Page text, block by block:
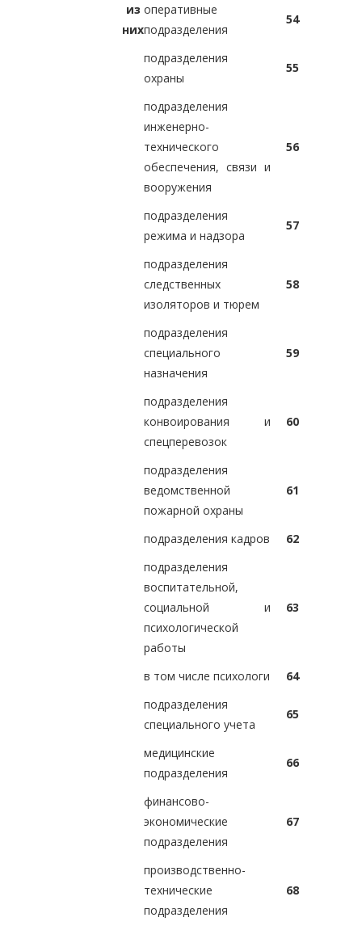
из
них
оперативные
подразделения
54
подразделения
охраны
55
подразделения
инженерно-
технического
обеспечения, связи и
вооружения
56
подразделения
режима и надзора
57
подразделения
следственных
изоляторов и тюрем
58
подразделения
специального
назначения
59
подразделения
конвоирования и
спецперевозок
60
подразделения
ведомственной
пожарной охраны
61
подразделения кадров
62
подразделения
воспитательной,
социальной и
психологической
работы
63
в том числе психологи
64
подразделения
специального учета
65
медицинские
подразделения
66
финансово-
экономические
подразделения
67
производственно-
технические
подразделения
68